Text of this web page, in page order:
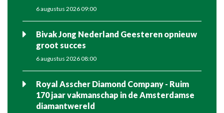
6 augustus 2026 09:00
Bivak Jong Nederland Geesteren opnieuw
groot succes
6 augustus 2026 08:00
Royal Asscher Diamond Company - Ruim
170 jaar vakmanschap in de Amsterdamse
diamantwereld